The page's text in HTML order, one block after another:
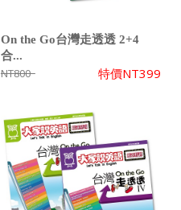
On the Go台灣走透透 2+4
合...
NT800 特價NT399